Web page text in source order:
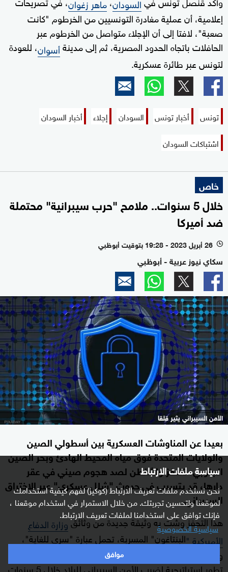
سياسة ملفات الارتباط
نحن نستخدم ملفات تعريف الارتباط (كوكيز) لفهم كيفية استخدامك
لموقعنا ولتحسين تجربتك. من خلال الاستمرار في استخدام موقعنا ،
فإنك توافق على استخدامنا لملفات تعريف الارتباط.
سياسية الخصوصية
موافق
السودان ماهر زغوان
إعلامية، أن عملية مغادرة التونسيين من الخرطوم "كانت
صعبة"، لافتا إلى أن الإجلاء متواصل من الخرطوم عبر
الحافلات باتجاه الحدود المصرية، ثم إلى مدينةأسوان، للعودة
لتونس عبر طائرة عسكرية.
تونس أخبار تونس السودان إجلاء
أخبار السودان
اشتباكات السودان
خاص
خلال 5 سنوات.. ملامح "حرب سيبرانية" محتملة
ضد أميركا
l 26 أبريل 2023 - 19:28 بتوقيت أبوظبي
سكاي نيوز عربية - أبوظبي
الأمن السيبراني يثير قلقا
بعيدا عن المناوشات العسكرية بين أسطولي الصين
والولايات المتحدة فوق مياه المحيط الهادئ وبحر الصين
الجنوبي، تتحفز واشنطن لصد هجوم صيني في عقر
دارها، قد يتسبب في حدوث "شلل عسكري" عبر الاختراق
السيبراني.
هذا التحفز وشت به وثيقة جديدة من وثائقوزارة الدفاع
الأميركية "البنتاغون" المسربة، تحمل عبارة "سري للغاية"،
وتوقيع مسؤول في الاستخبارات الأميركية، تؤكد أن الصين
تطور استراتيجية لضرب الأمن السيبراني للبلاد خلال 5 سنوات.